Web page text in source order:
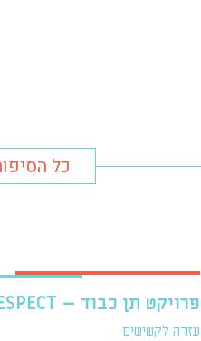
כל
פרויקט תן כבוד – RESPECT
עזרה לקשישים